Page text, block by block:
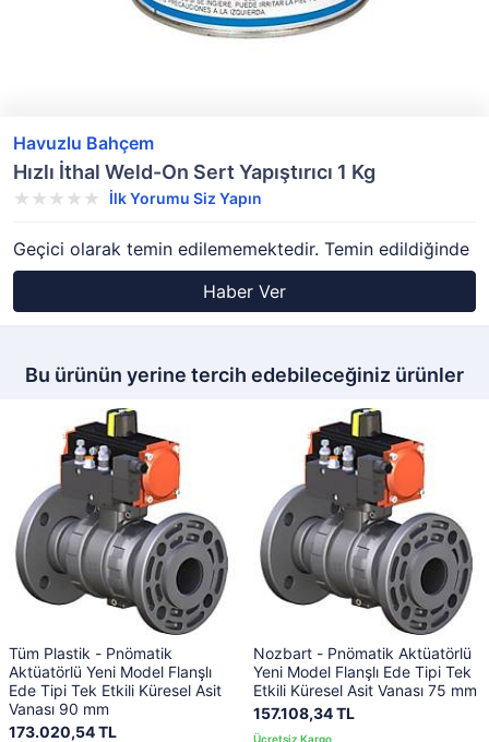
Havuzlu Bahçem
Hızlı İthal Weld-On Sert Yapıştırıcı 1 Kg
İlk Yorumu Siz Yapın
Geçici olarak temin edilememektedir. Temin edildiğinde
Haber Ver
Bu ürünün yerine tercih edebileceğiniz ürünler
Tüm Plastik - Pnömatik
Aktüatörlü Yeni Model Flanşlı
Ede Tipi Tek Etkili Küresel Asit
Vanası 90 mm
173.020,54 TL
Nozbart - Pnömatik Aktüatörlü
Yeni Model Flanşlı Ede Tipi Tek
Etkili Küresel Asit Vanası 75 mm
157.108,34 TL